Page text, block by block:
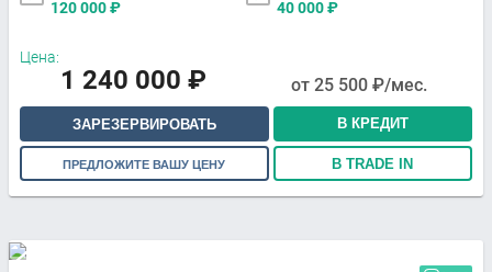
120 000₽
40 000₽
Цена:
1 240 000 ₽ от 25 500 ₽/мес.
ЗАРЕЗЕРВИРОВАТЬ В КРЕДИТ
ПРЕДЛОЖИТЕ ВАШУ ЦЕНУ В TRADE IN